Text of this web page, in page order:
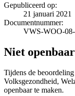
Gepubliceerd op:
21 januari 2021
Documentnummer:
VWS-WOO-
Niet openbaar
Tijdens de
Volksgezondheid,
openbaar te maken.